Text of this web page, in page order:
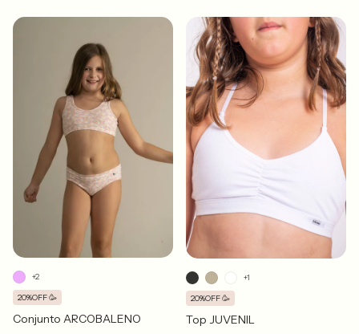
Conjunto ARCOBALENO
20%OFF 🥳
+2
Top JUVENIL
20%OFF 🥳
+1